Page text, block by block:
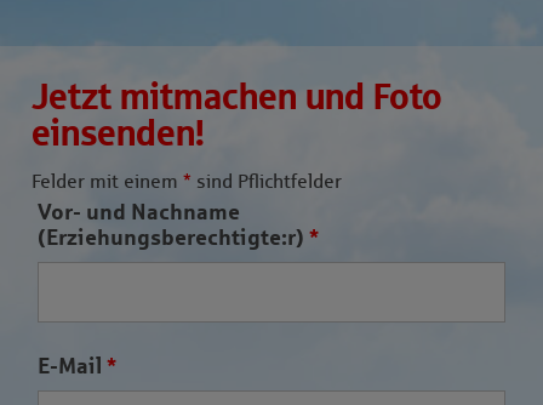
Jetzt mitmachen und Foto
einsenden!
Felder mit einem * sind Pflichtfelder
Vor- und Nachname
(Erziehungsberechtigte:r) *
E-Mail *